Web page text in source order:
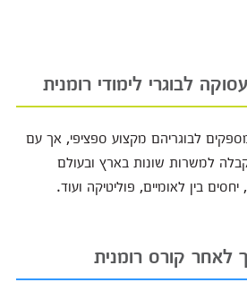
לבוגרי לימודי רומנית
לבוגריהם מקצוע ספציפי, אך עם
למשרות שונות בארץ ובעולם
בין לאומיים, פוליטיקה ועוד.
לאחר קורס רומנית